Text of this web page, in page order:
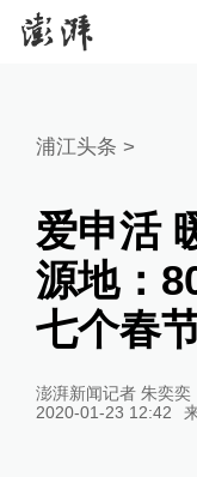
浦江头条 >
爱申活
源地：
七个春
澎湃新闻记者 朱奕奕
2020-01-23 12:42